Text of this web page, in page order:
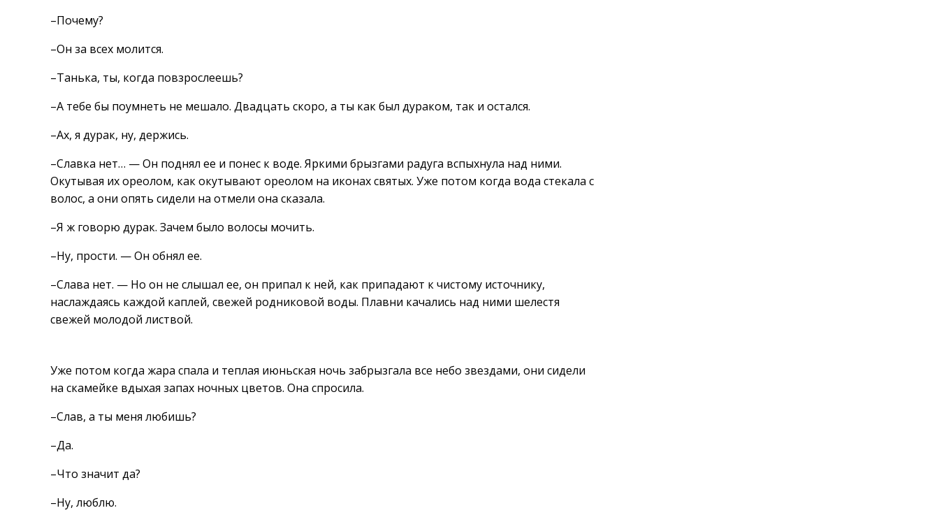
–Почему?
–Он за всех молится.
–Танька, ты, когда повзрослеешь?
–А тебе бы поумнеть не мешало. Двадцать скоро, а ты как был дураком, так и остался.
–Ах, я дурак, ну, держись.
–Славка нет… — Он поднял ее и понес к воде. Яркими брызгами радуга вспыхнула над ними.
Окутывая их ореолом, как окутывают ореолом на иконах святых. Уже потом когда вода стекала с
волос, а они опять сидели на отмели она сказала.
–Я ж говорю дурак. Зачем было волосы мочить.
–Ну, прости. — Он обнял ее.
–Слава нет. — Но он не слышал ее, он припал к ней, как припадают к чистому источнику,
наслаждаясь каждой каплей, свежей родниковой воды. Плавни качались над ними шелестя
свежей молодой листвой.
Уже потом когда жара спала и теплая июньская ночь забрызгала все небо звездами, они сидели
на скамейке вдыхая запах ночных цветов. Она спросила.
–Слав, а ты меня любишь?
–Да.
–Что значит да?
–Ну, люблю.